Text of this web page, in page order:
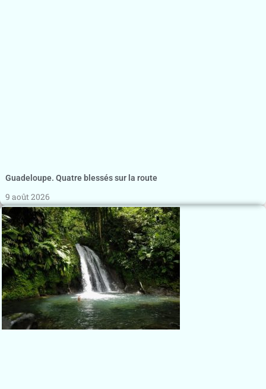
Guadeloupe. Quatre blessés sur la route
9 août 2026